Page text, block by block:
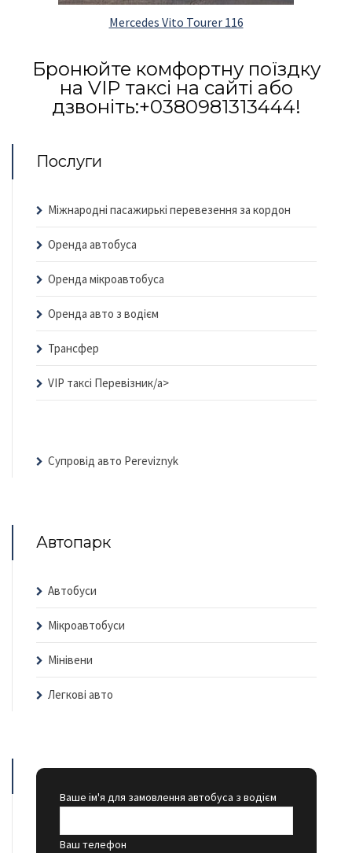
Mercedes Vito Tourer 116
Бронюйте комфортну поїздку
на VIP таксі на сайті або
дзвоніть:+0380981313444!
Послуги
Міжнародні пасажирькі перевезення за кордон
Оренда автобуса
Оренда мікроавтобуса
Оренда авто з водієм
Трансфер
VIP таксі Перевізник/a>
Супровід авто Pereviznyk
Автопарк
Автобуси
Мікроавтобуси
Мінівени
Легкові авто
Ваше ім'я для замовлення автобуса з водієм
Ваш телефон